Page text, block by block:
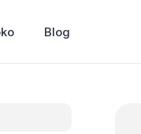
Blog